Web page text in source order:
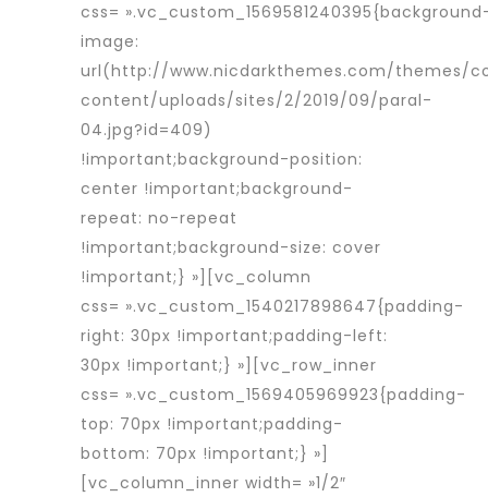
css=
image:
url(http://www.nicdarkthemes.com/themes/
content/uploads/sites/2/2019/09/paral-
04.jpg?id=409)
!important;background-position:
center !important;background-
repeat: no-repeat
!important;background-size: cover
!important;} »][vc_column
css= ».vc_custom_1540217898647{padding-
right: 30px !important;padding-left:
30px !important;} »][vc_row_inner
css= ».vc_custom_1569405969923{padding-
top: 70px !important;padding-
bottom: 70px !important;} »]
[vc_column_inner width= »1/2″